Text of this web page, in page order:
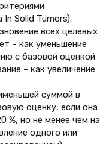
In Solid Tumors).
всех целевых
– как уменьшение
с базовой оценкой
– как увеличение
суммой в
оценку, если она
%, но не менее чем на
одного или